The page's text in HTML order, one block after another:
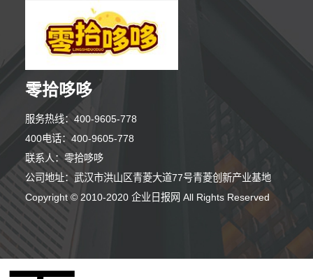
零拾哆哆
服务热线：400-9605-778
400电话：400-9605-778
联系人：零拾哆哆
公司地址：武汉市洪山区青菱大道77号青菱创新产业基地
Copyright © 2010-2020 企业日报网 All Rights Reserved
10分钟前 马女士 正在咨询
2分钟前 王小姐 正在咨询